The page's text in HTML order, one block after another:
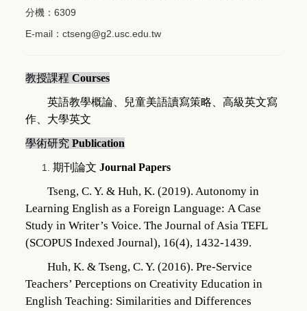
分機：6309
E-mail： ctseng@g2.usc. edu.tw
教授課程 Courses
英語教學概論、 兒童美語讀寫策略、 高級英文寫
作、 大學英文
學術研究 Publication
期刊論文 Journal Papers
Tseng, C. Y. & Huh, K. (2019). Autonomy in
Learning English as a Foreign Language: A Case
Study in Writer’s Voice. The Journal of Asia TEFL
(SCOPUS Indexed Journal), 16(4), 1432-1439.
Huh, K. & Tseng, C. Y. (2016). Pre-Service
Teachers’ Perceptions on Creativity Education in
English Teaching: Similarities and Differences